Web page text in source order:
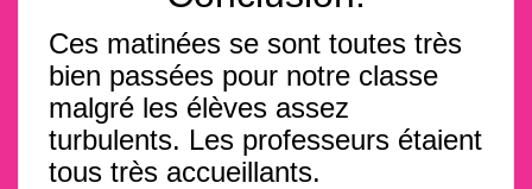
Ces matinées se sont toutes très
bien passées pour notre classe
malgré les élèves assez
turbulents. Les professeurs étaient
tous très accueillants.